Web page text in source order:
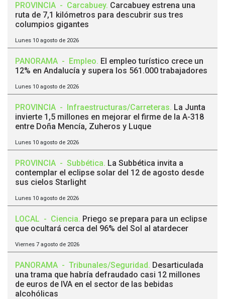
PROVINCIA - Carcabuey. Carcabuey estrena una
ruta de 7,1 kilómetros para descubrir sus tres
columpios gigantes
Lunes 10 agosto de 2026
PANORAMA - Empleo. El empleo turístico crece un
12% en Andalucía y supera los 561.000 trabajadores
Lunes 10 agosto de 2026
PROVINCIA - Infraestructuras/Carreteras. La Junta
invierte 1,5 millones en mejorar el firme de la A-318
entre Doña Mencía, Zuheros y Luque
Lunes 10 agosto de 2026
PROVINCIA - Subbética. La Subbética invita a
contemplar el eclipse solar del 12 de agosto desde
sus cielos Starlight
Lunes 10 agosto de 2026
LOCAL - Ciencia. Priego se prepara para un eclipse
que ocultará cerca del 96% del Sol al atardecer
Viernes 7 agosto de 2026
PANORAMA - Tribunales/Seguridad. Desarticulada
una trama que habría defraudado casi 12 millones
de euros de IVA en el sector de las bebidas
alcohólicas